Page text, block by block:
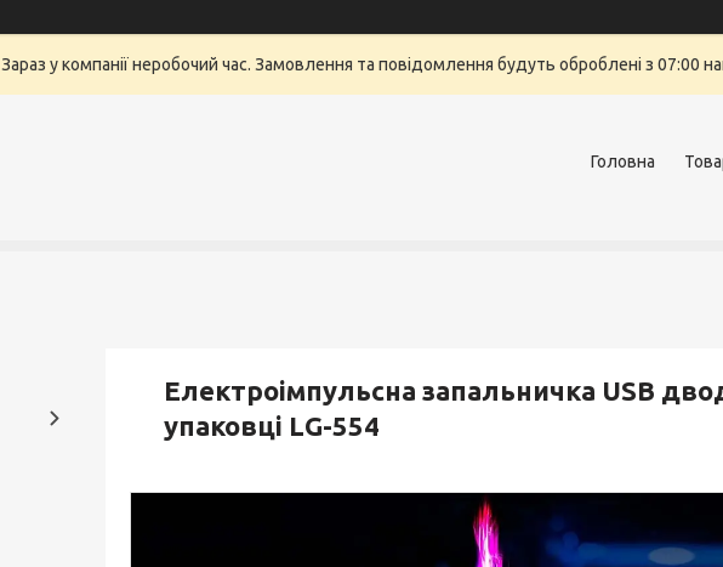
Зараз у компанії неробочий час. Замовлення та повідомлення будуть оброблені з 07:00
Головна
Електроімпульсна запальничка USB
упаковці LG-554